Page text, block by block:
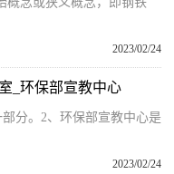
2023/02/24
_环保部宣教中心
分。2、环保部宣教中心是
2023/02/24